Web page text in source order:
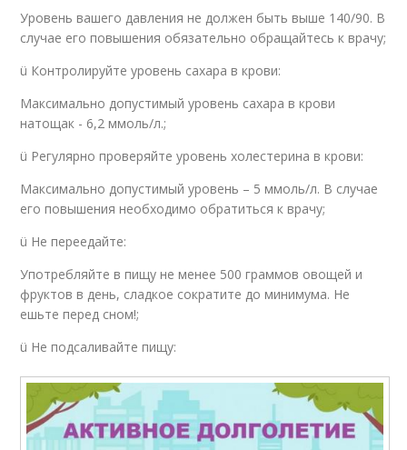
Уровень вашего давления не должен быть выше 140/90. В
случае его повышения обязательно обращайтесь к врачу;
ü Контролируйте уровень сахара в крови:
Максимально допустимый уровень сахара в крови
натощак - 6,2 ммоль/л.;
ü Регулярно проверяйте уровень холестерина в крови:
Максимально допустимый уровень – 5 ммоль/л. В случае
его повышения необходимо обратиться к врачу;
ü Не переедайте:
Употребляйте в пищу не менее 500 граммов овощей и
фруктов в день, сладкое сократите до минимума. Не
ешьте перед сном!;
ü Не подсаливайте пищу: